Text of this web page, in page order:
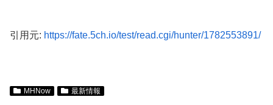
引用元: https://fate.5ch.io/test/read.cgi/hunter/1782553891/
MHNow 最新情報